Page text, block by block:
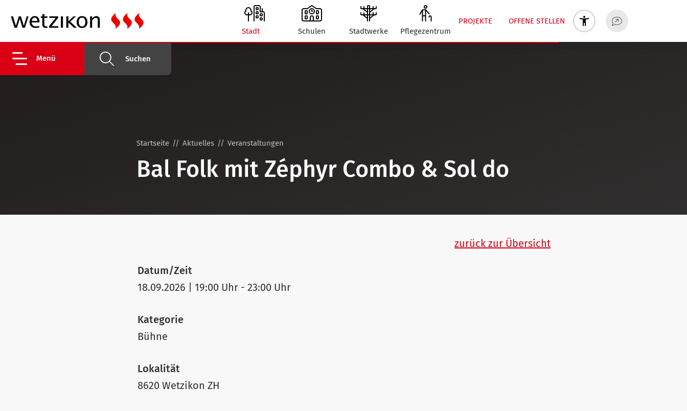
Menü Suchen
PROJEKTE
OFFENE STELLEN
Stadt
Schulen Stadtwerke Pflegezentrum
Startseite Aktuelles Veranstaltungen
Bal Folk mit Zéphyr Combo & Sol do
zurück zur Übersicht
Datum/Zeit
18.09.2026 | 19:00 Uhr - 23:00 Uhr
Kategorie
Bühne
Lokalität
8620 Wetzikon ZH